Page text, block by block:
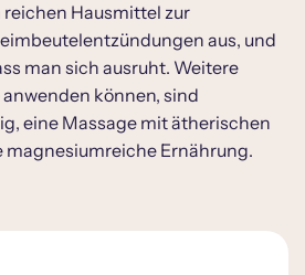
reichen Hausmittel zur
aus, und
man sich ausruht. Weitere
können, sind
eine Massage mit ätherischen
magnesiumreiche Ernährung.